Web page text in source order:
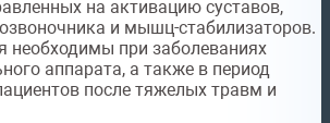
на активацию суставов,
и мышц-стабилизаторов.
необходимы при заболеваниях
аппарата, а также в период
после тяжелых травм и